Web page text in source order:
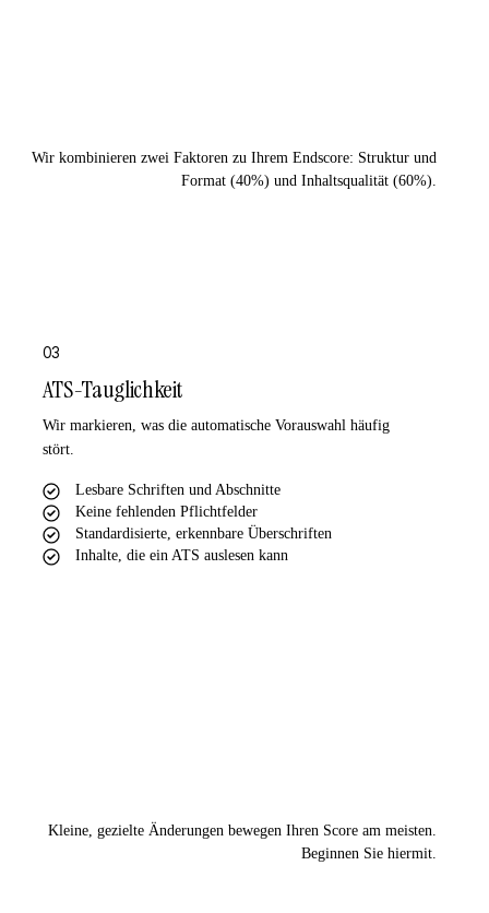
Wir kombinieren zwei Faktoren zu Ihrem Endscore: Struktur und
Format (40%) und Inhaltsqualität (60%).
03
ATS-Tauglichkeit
Wir markieren, was die automatische Vorauswahl häufig
stört.
Lesbare Schriften und Abschnitte
Keine fehlenden Pflichtfelder
Standardisierte, erkennbare Überschriften
Inhalte, die ein ATS auslesen kann
Kleine, gezielte Änderungen bewegen Ihren Score am meisten.
Beginnen Sie hiermit.